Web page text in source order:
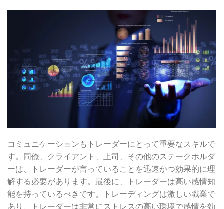
コミュニケーションもトレーダーにとって重要なスキルで
す。同僚、クライアント、上司、その他のステークホルダ
ーは、トレーダーが言っていることを迅速かつ効果的に理
解する必要があります。最後に、トレーダーは高い感情知
能を持っているべきです。トレーディングは激しい職業で
あり、トレーダーは非常にストレスの高い環境で感情を効